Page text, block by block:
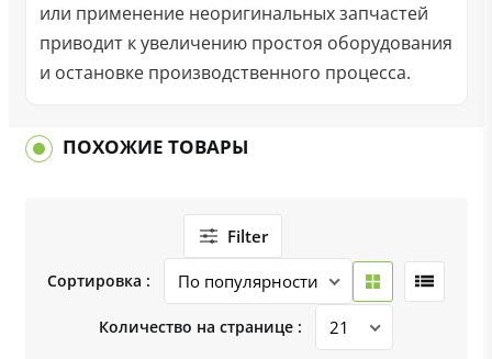
или применение неоригинальных запчастей
приводит к увеличению простоя оборудования
и остановке производственного процесса.
ПОХОЖИЕ ТОВАРЫ
Filter
Сортировка :
Количество на странице :